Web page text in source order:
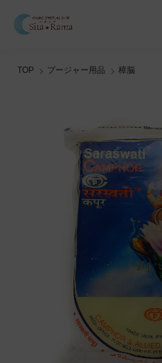
TOP プージャー用品 樟脳